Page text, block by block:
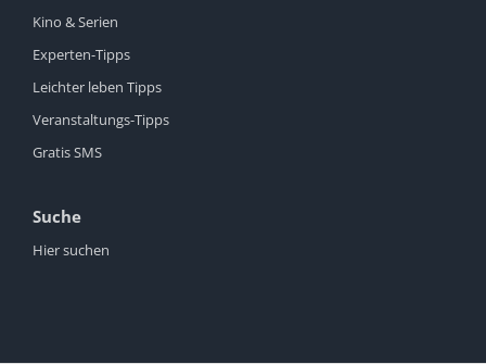
Kino & Serien
Experten-Tipps
Leichter leben Tipps
Veranstaltungs-Tipps
Gratis SMS
Suche
Hier suchen